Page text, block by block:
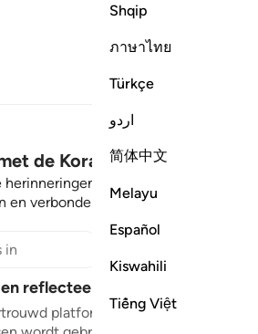
Shqip
ภาษาไทย
Türkçe
اردو
简体中文
Melayu
Español
Kiswahili
Tiếng Việt
de Koran ❤️
om tot rust te
verbonden te blijven met de
reflecteer over de Koran
platform dat wereldwijd